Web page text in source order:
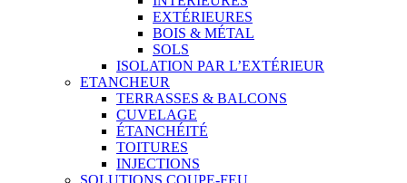
EXTÉRIEURES
BOIS & MÉTAL
SOLS
ISOLATION PAR L’EXTÉRIEUR
ETANCHEUR
TERRASSES & BALCONS
CUVELAGE
ÉTANCHÉITÉ
TOITURES
INJECTIONS
SOLUTIONS COUPE-FEU